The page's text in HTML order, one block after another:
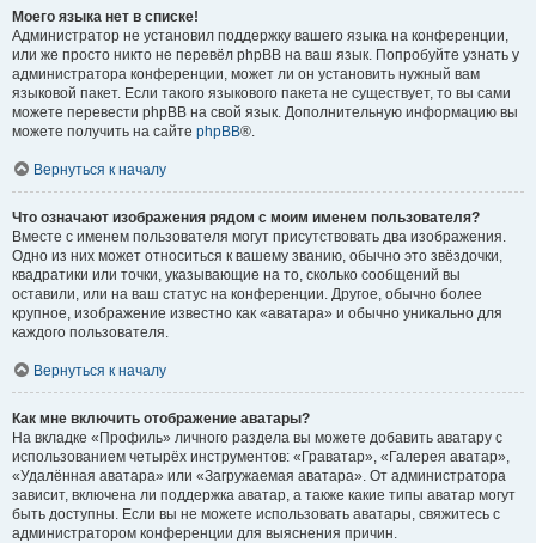
Моего языка нет в списке!
Администратор не установил поддержку вашего языка на конференции,
или же просто никто не перевёл phpBB на ваш язык. Попробуйте узнать у
администратора конференции, может ли он установить нужный вам
языковой пакет. Если такого языкового пакета не существует, то вы сами
можете перевести phpBB на свой язык. Дополнительную информацию вы
можете получить на сайте phpBB®.
Вернуться к началу
Что означают изображения рядом с моим именем пользователя?
Вместе с именем пользователя могут присутствовать два изображения.
Одно из них может относиться к вашему званию, обычно это звёздочки,
квадратики или точки, указывающие на то, сколько сообщений вы
оставили, или на ваш статус на конференции. Другое, обычно более
крупное, изображение известно как «аватара» и обычно уникально для
каждого пользователя.
Вернуться к началу
Как мне включить отображение аватары?
На вкладке «Профиль» личного раздела вы можете добавить аватару с
использованием четырёх инструментов: «Граватар», «Галерея аватар»,
«Удалённая аватара» или «Загружаемая аватара». От администратора
зависит, включена ли поддержка аватар, а также какие типы аватар могут
быть доступны. Если вы не можете использовать аватары, свяжитесь с
администратором конференции для выяснения причин.